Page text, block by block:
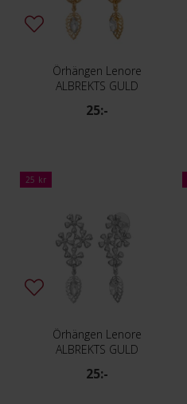
Örhängen Lenore
ALBREKTS GULD
25:-
25 kr
Örhängen Lenore
ALBREKTS GULD
25:-